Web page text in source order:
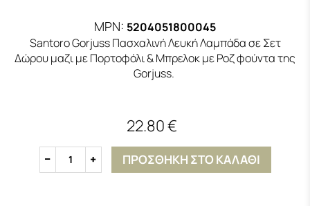
MPN: 5204051800045
Santoro Gorjuss Πασχαλινή Λευκή Λαμπάδα σε Σετ
Δώρου μαζι με Πορτοφόλι & Μπρελοκ με Ροζ φούντα της
Gorjuss.
22.80 €
1 ΠΡΟΣΘΗΚΗ ΣΤΟ ΚΑΛΑΘΙ